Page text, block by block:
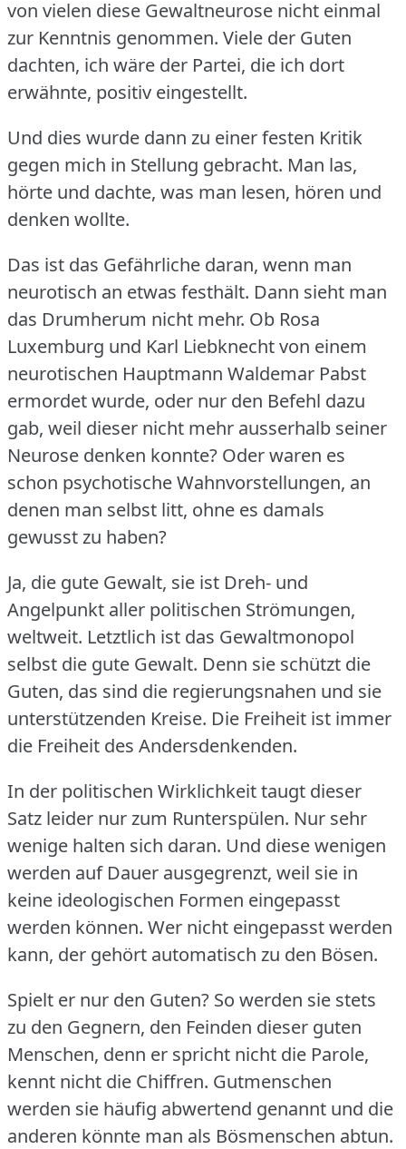
von vielen diese Gewaltneurose nicht einmal
zur Kenntnis genommen. Viele der Guten
dachten, ich wäre der Partei, die ich dort
erwähnte, positiv eingestellt.
Und dies wurde dann zu einer festen Kritik
gegen mich in Stellung gebracht. Man las,
hörte und dachte, was man lesen, hören und
denken wollte.
Das ist das Gefährliche daran, wenn man
neurotisch an etwas festhält. Dann sieht man
das Drumherum nicht mehr. Ob Rosa
Luxemburg und Karl Liebknecht von einem
neurotischen Hauptmann Waldemar Pabst
ermordet wurde, oder nur den Befehl dazu
gab, weil dieser nicht mehr ausserhalb seiner
Neurose denken konnte? Oder waren es
schon psychotische Wahnvorstellungen, an
denen man selbst litt, ohne es damals
gewusst zu haben?
Ja, die gute Gewalt, sie ist Dreh- und
Angelpunkt aller politischen Strömungen,
weltweit. Letztlich ist das Gewaltmonopol
selbst die gute Gewalt. Denn sie schützt die
Guten, das sind die regierungsnahen und sie
unterstützenden Kreise. Die Freiheit ist immer
die Freiheit des Andersdenkenden.
In der politischen Wirklichkeit taugt dieser
Satz leider nur zum Runterspülen. Nur sehr
wenige halten sich daran. Und diese wenigen
werden auf Dauer ausgegrenzt, weil sie in
keine ideologischen Formen eingepasst
werden können. Wer nicht eingepasst werden
kann, der gehört automatisch zu den Bösen.
Spielt er nur den Guten? So werden sie stets
zu den Gegnern, den Feinden dieser guten
Menschen, denn er spricht nicht die Parole,
kennt nicht die Chiffren. Gutmenschen
werden sie häufig abwertend genannt und die
anderen könnte man als Bösmenschen abtun.